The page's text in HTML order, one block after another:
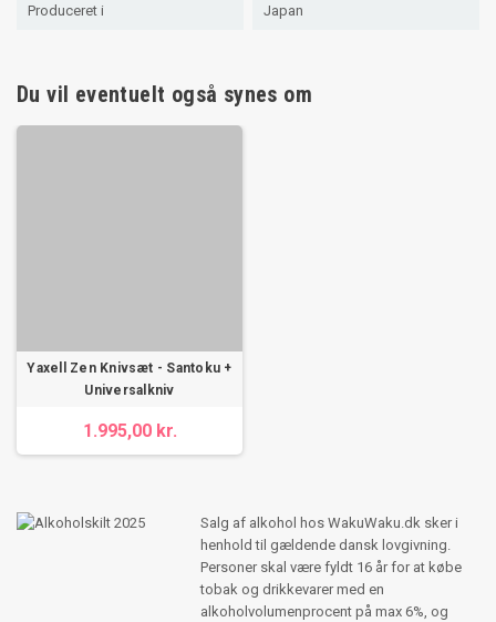
Produceret i Japan
Du vil eventuelt også synes om
Yaxell Zen Knivsæt - Santoku +
Universalkniv
1.995,00 kr.
Salg af alkohol hos WakuWaku.dk sker i
henhold til gældende dansk lovgivning.
Personer skal være fyldt 16 år for at købe
tobak og drikkevarer med en
alkoholvolumenprocent på max 6%, og